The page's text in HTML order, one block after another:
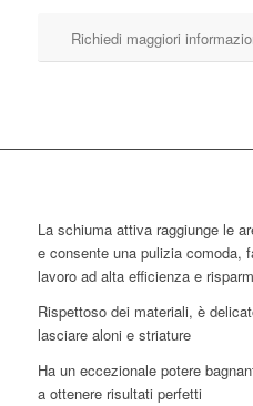
Richiedi maggiori
La schiuma attiva raggiunge le
e consente una pulizia comoda,
lavoro ad alta efficienza e
Rispettoso dei materiali, è
lasciare aloni e striature
Ha un eccezionale potere
a ottenere risultati perfetti